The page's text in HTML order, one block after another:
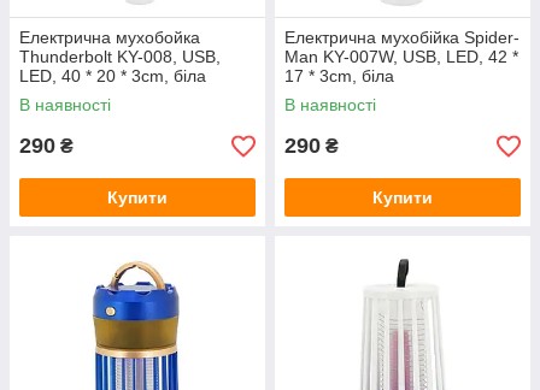
Електрична мухобойка
Thunderbolt KY-008, USB,
LED, 40 * 20 * 3cm, біла
В наявності
290 ₴
Купити
Електрична мухобійка Spider-
Man KY-007W, USB, LED, 42 *
17 * 3cm, біла
В наявності
290 ₴
Купити